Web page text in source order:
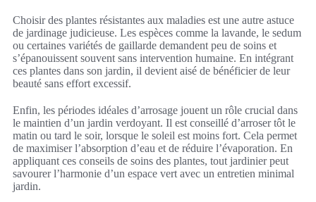
Choisir des plantes résistantes aux maladies est une autre astuce
de jardinage judicieuse. Les espèces comme la lavande, le sedum
ou certaines variétés de gaillarde demandent peu de soins et
s’épanouissent souvent sans intervention humaine. En intégrant
ces plantes dans son jardin, il devient aisé de bénéficier de leur
beauté sans effort excessif.
Enfin, les périodes idéales d’arrosage jouent un rôle crucial dans
le maintien d’un jardin verdoyant. Il est conseillé d’arroser tôt le
matin ou tard le soir, lorsque le soleil est moins fort. Cela permet
de maximiser l’absorption d’eau et de réduire l’évaporation. En
appliquant ces conseils de soins des plantes, tout jardinier peut
savourer l’harmonie d’un espace vert avec un entretien minimal
jardin.